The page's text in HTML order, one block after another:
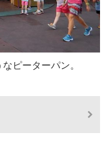
ピーターパン。